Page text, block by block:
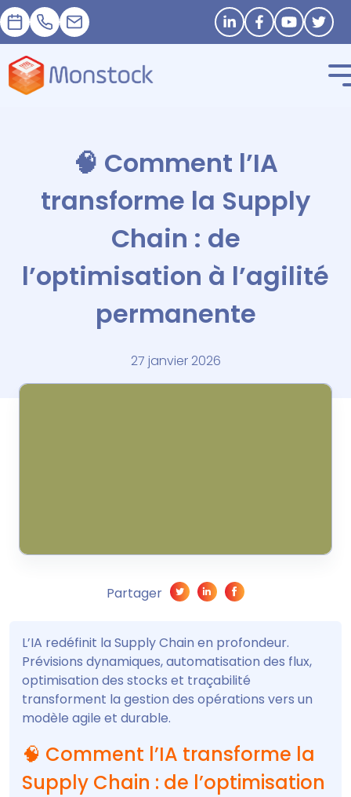
Prendre RDV
+33 1 83 62 25 41
contact@monstock.net Restons connectés
🧠 Comment l’IA
transforme la Supply
Chain : de
l’optimisation à l’agilité
permanente
27 janvier 2026
Partager
L’IA redéfinit la Supply Chain en profondeur.
Prévisions dynamiques, automatisation des flux,
optimisation des stocks et traçabilité
transforment la gestion des opérations vers un
modèle agile et durable.
🧠 Comment l’IA transforme la
Supply Chain : de l’optimisation